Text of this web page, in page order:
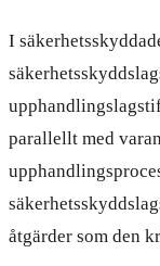
I
parallellt med
åtgärder som den